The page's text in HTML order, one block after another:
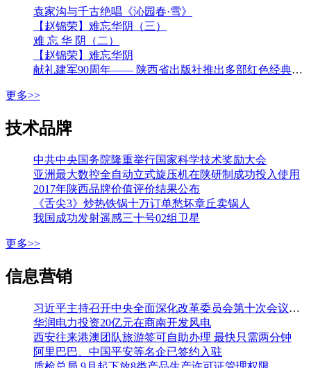
袁家沟与千古绝唱《沁园春·雪》
【赵锦荣】难忘华阴（三）
难 忘 华 阴（二）
【赵锦荣】难忘华阴
献礼建军90周年—— 陕西省出版社推出多部红色经典图书
更多>>
技术品牌
中共中央国务院隆重举行国家科学技术奖励大会
亚洲最大数控全自动立式旋压机在陕研制成功投入使用
2017年陕西品牌价值评价结果公布
《舌尖3》炒热铁锅十万订单愁坏章丘卖锅人
我国成功发射遥感三十号02组卫星
更多>>
信息营销
习近平主持召开中央全面深化改革委员会第十次会议强调 加强改革系统集成协同高效 推动各方面制度更加成熟更加定型 李克强王沪宁韩正出席
华润电力投资20亿元在商南开发风电
西安往来港澳团队旅游签可自助办理 最快只需两分钟
阿里巴巴、中国平安等名企已签约入驻